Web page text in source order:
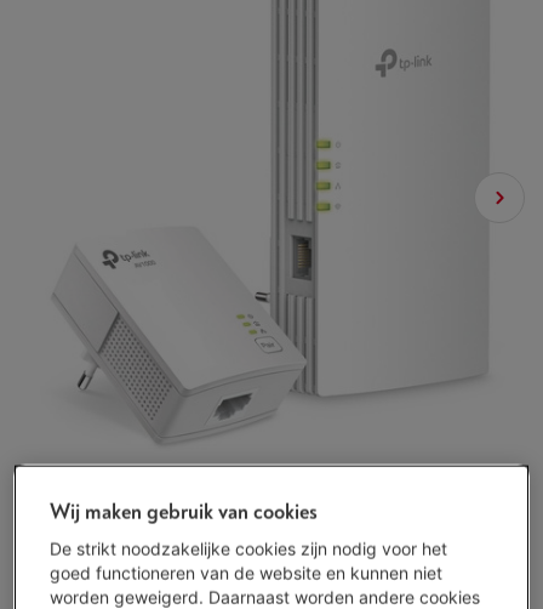
Morgen geleverd -Bekijk voorraad
Wij maken gebruik van cookies
De strikt noodzakelijke cookies zijn nodig voor het
goed functioneren van de website en kunnen niet
worden geweigerd. Daarnaast worden andere cookies